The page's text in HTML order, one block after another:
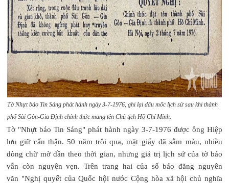
Tờ Nhựt báo Tin Sáng phát hành ngày 3-7-1976, ghi lại dấu mốc lịch sử sau khi thành
phố Sài Gòn-Gia Định chính thức mang tên Chủ tịch Hồ Chí Minh.
Tờ "Nhựt báo Tin Sáng" phát hành ngày 3-7-1976 được ông Hiệp
lưu giữ cẩn thận. 50 năm trôi qua, mặt giấy đã sẫm màu, nhiều
dòng chữ mờ dần theo thời gian, nhưng giá trị lịch sử của tờ báo
vẫn còn nguyên vẹn. Trên trang hai của số báo đăng nguyên
văn "Nghị quyết của Quốc hội nước Cộng hòa xã hội chủ nghĩa